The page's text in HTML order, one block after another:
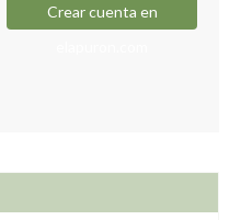
Crear cuenta en